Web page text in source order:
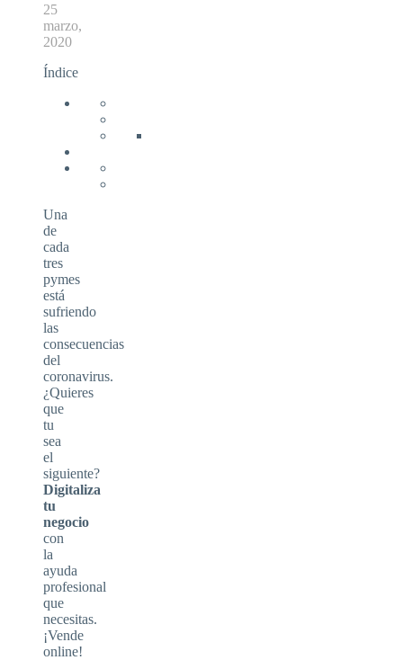
25
marzo,
2020
Índice
Una
de
cada
tres
pymes
está
sufriendo
las
consecuencias
del
coronavirus.
¿Quieres
que
tu
sea
el
siguiente?
Digitaliza
tu
negocio
con
la
ayuda
profesional
que
necesitas.
¡Vende
online!